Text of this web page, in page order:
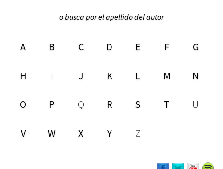
o busca por el apellido del autor
A B C D E F G
H I J K L M N
O P Q R S T U
V W X Y Z